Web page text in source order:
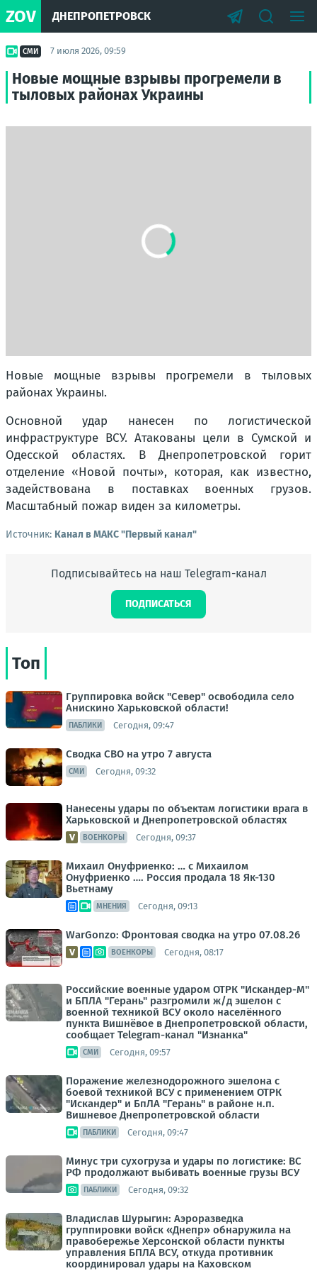
ZOV ДНЕПРОПЕТРОВСК
СМИ 7 июля 2026, 09:59
Новые мощные взрывы прогремели в
тыловых районах Украины
Новые мощные взрывы прогремели в тыловых
районах Украины.
Основной удар нанесен по логистической
инфраструктуре ВСУ. Атакованы цели в Сумской и
Одесской областях. В Днепропетровской горит
отделение «Новой почты», которая, как известно,
задействована в поставках военных грузов.
Масштабный пожар виден за километры.
Источник: Канал в МАКС "Первый канал"
Подписывайтесь на наш Telegram-канал
ПОДПИСАТЬСЯ
Топ
Группировка войск "Север" освободила село
Анискино Харьковской области!
ПАБЛИКИ Сегодня, 09:47
Сводка СВО на утро 7 августа
СМИ Сегодня, 09:32
Нанесены удары по объектам логистики врага в
Харьковской и Днепропетровской областях
ВОЕНКОРЫ Сегодня, 09:37
Михаил Онуфриенко: … с Михаилом
Онуфриенко …. Россия продала 18 Як-130
Вьетнаму
МНЕНИЯ Сегодня, 09:13
WarGonzo: Фронтовая сводка на утро 07.08.26
ВОЕНКОРЫ Сегодня, 08:17
Российские военные ударом ОТРК "Искандер-М"
и БПЛА "Герань" разгромили ж/д эшелон с
военной техникой ВСУ около населённого
пункта Вишнёвое в Днепропетровской области,
сообщает Telegram-канал "Изнанка"
СМИ Сегодня, 09:57
Поражение железнодорожного эшелона с
боевой техникой ВСУ с применением ОТРК
"Искандер" и БпЛА "Герань" в районе н.п.
Вишневое Днепропетровской области
ПАБЛИКИ Сегодня, 09:47
Минус три сухогруза и удары по логистике: ВС
РФ продолжают выбивать военные грузы ВСУ
ПАБЛИКИ Сегодня, 09:32
Владислав Шурыгин: Аэроразведка
группировки войск «Днепр» обнаружила на
правобережье Херсонской области пункты
управления БПЛА ВСУ, откуда противник
координировал удары на Каховском